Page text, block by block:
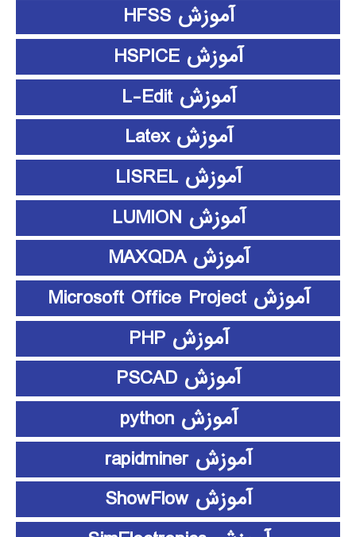
آموزش HFSS
آموزش HSPICE
آموزش L-Edit
آموزش Latex
آموزش LISREL
آموزش LUMION
آموزش MAXQDA
آموزش Microsoft Office Project
آموزش PHP
آموزش PSCAD
آموزش python
آموزش rapidminer
آموزش ShowFlow